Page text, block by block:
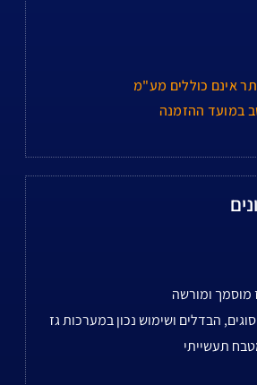
אינם כוללים מע"מ
במועד ההזמנה
מוסמך ומורשה
סוגים, הבדלים ושימוש נכון במערכות גז
תעשייתי